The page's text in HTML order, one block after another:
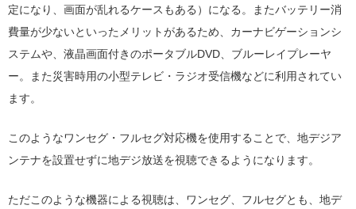
定になり、画面が乱れるケースもある）になる。またバッテリー消
費量が少ないといったメリットがあるため、カーナビゲーションシ
ステムや、液晶画面付きのポータブルDVD、ブルーレイプレーヤ
ー。また災害時用の小型テレビ・ラジオ受信機などに利用されてい
ます。
このようなワンセグ・フルセグ対応機を使用することで、地デジア
ンテナを設置せずに地デジ放送を視聴できるようになります。
ただこのような機器による視聴は、ワンセグ、フルセグとも、地デ